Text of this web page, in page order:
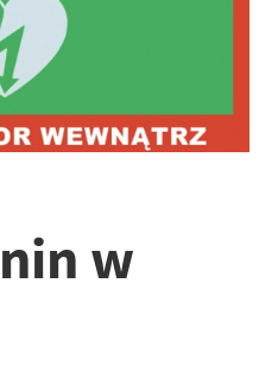
w